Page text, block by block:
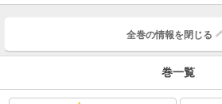
全巻の情報を 閉じる
巻一覧